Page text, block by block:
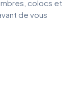
colocs et
de vous